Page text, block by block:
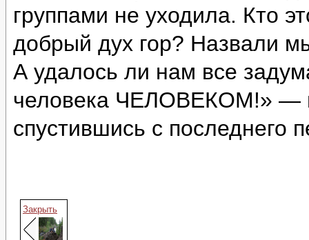
группами не уходила. Кто
добрый дух гор? Назвали
А удалось ли нам все
человека ЧЕЛОВЕКОМ!» —
спустившись с последнего
Закрыть